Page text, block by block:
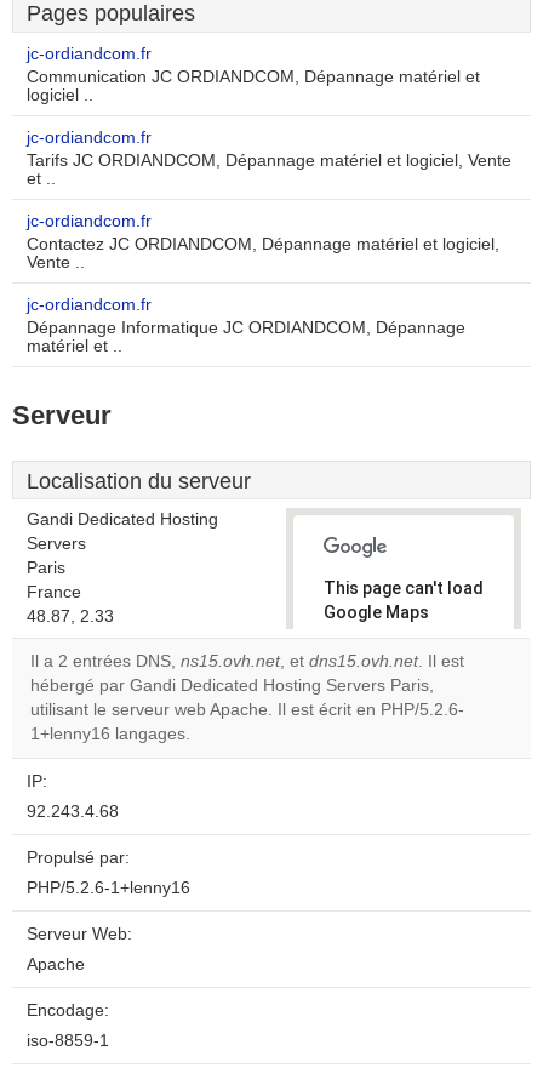
Pages populaires
jc-ordiandcom.fr
Communication JC ORDIANDCOM, Dépannage matériel et
logiciel ..
jc-ordiandcom.fr
Tarifs JC ORDIANDCOM, Dépannage matériel et logiciel, Vente
et ..
jc-ordiandcom.fr
Contactez JC ORDIANDCOM, Dépannage matériel et logiciel,
Vente ..
jc-ordiandcom.fr
Dépannage Informatique JC ORDIANDCOM, Dépannage
matériel et ..
Serveur
Localisation du serveur
Gandi Dedicated Hosting
Servers
Paris
France
48.87, 2.33
This page can't load
Google Maps
correctly.
Do you
own this
OK
Il a 2 entrées DNS, ns15.ovh.net, et dns15.ovh.net. Il est
hébergé par Gandi Dedicated Hosting Servers Paris,
utilisant le serveur web Apache. Il est écrit en PHP/5.2.6-
1+lenny16 langages.
IP:
92.243.4.68
Propulsé par:
PHP/5.2.6-1+lenny16
Serveur Web:
Apache
Encodage:
iso-8859-1